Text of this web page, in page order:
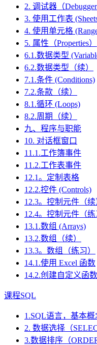
2. 调试器（Debugger
3. 使用工作表
4. 使用单元格
5. 属性（Properties）
6.1.数据类型
6.2.数据类型（续）
7.1.条件 (Conditions)
7.2.条款（续）
8.1.循环 (Loops)
8.2.周期（续）
九、程序与职能
10. 对话框窗口
11.1.工作簿事件
11.2.工作表事件
12.1。定制表格
12.2.控件 (Controls)
12.3。控制元件（续
12.4。控制元件（练
13.1.数组 (Arrays)
13.2.数组（续）
13.3。数组（练习）
14.1.使用 Excel 函数
14.2.创建自定义函数
课程SQL
1.SQL语言，基本概
2. 数据选择（
3.数据排序（